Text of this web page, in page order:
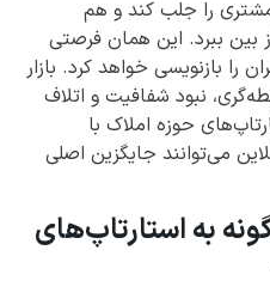
را جلب کند و هم
بین ببرد. این همان فرصتی
بازنویسی خواهد کرد. بازار
نبود شفافیت و اتلاف
حوزه املاک با
می‌توانند جایگزین اصلی
به استارتاپ‌های